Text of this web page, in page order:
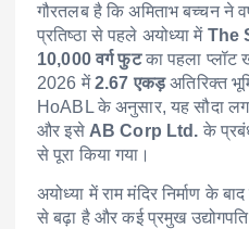
गौरतलब है कि अमिताभ बच्चन ने
प्रतिष्ठा से पहले अयोध्या में The
10,000 वर्ग फुटका पहला प्लॉट
2026 में2.67 एकड़अतिरिक्त
HoABL के अनुसार, यह सौदा
और इसे AB Corp Ltd. के
से पूरा किया गया।
अयोध्या में राम मंदिर निर्माण के
से बढ़ा है और कई प्रमुख उद्योगपति